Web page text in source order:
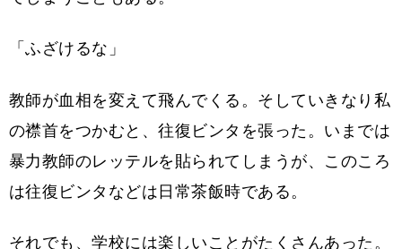
「ふざけるな」
教師が血相を変えて飛んでくる。そしていきなり私
の襟首をつかむと、往復ビンタを張った。いまでは
暴力教師のレッテルを貼られてしまうが、このころ
は往復ビンタなどは日常茶飯時である。
それでも、学校には楽しいことがたくさんあった。